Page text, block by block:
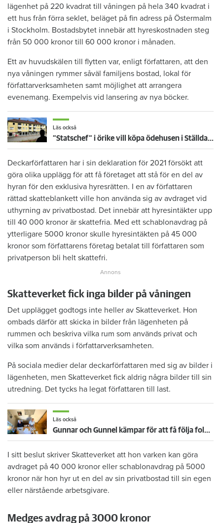
lägenhet på 220 kvadrat till våningen på hela 340 kvadrat i
ett hus från förra seklet, beläget på fin adress på Östermalm
i Stockholm. Bostadsbytet innebär att hyreskostnaden steg
från 50 000 kronor till 60 000 kronor i månaden.
Ett av huvudskälen till flytten var, enligt författaren, att den
nya våningen rymmer såväl familjens bostad, lokal för
författarverksamheten samt möjlighet att arrangera
evenemang. Exempelvis vid lansering av nya böcker.
Läs också
”Statschef” i örike vill köpa ödehusen i Ställdalen – för 270 miljoner: Ska återställas i toppskick
Deckarförfattaren har i sin deklaration för 2021 försökt att
göra olika upplägg för att få företaget att stå för en del av
hyran för den exklusiva hyresrätten. I en av författaren
rättad skatteblankett ville hon använda sig av avdraget vid
uthyrning av privatbostad. Det innebär att hyresintäkter upp
till 40 000 kronor är skattefria. Med ett schablonavdrag på
ytterligare 5000 kronor skulle hyresintäkten på 45 000
kronor som författarens företag betalat till författaren som
privatperson bli helt skattefri.
Skatteverket fick inga bilder på våningen
Det upplägget godtogs inte heller av Skatteverket. Hon
ombads därför att skicka in bilder från lägenheten på
rummen och beskriva vilka rum som används privat och
vilka som används i författarverksamheten.
På sociala medier delar deckarförfattaren med sig av bilder i
lägenheten, men Skatteverket fick aldrig några bilder till sin
utredning. Det tycks ha legat författaren till last.
Läs också
Gunnar och Gunnel kämpar för att få följa folkbokföringslagen: "Det är så stolligt"
I sitt beslut skriver Skatteverket att hon varken kan göra
avdraget på 40 000 kronor eller schablonavdrag på 5000
kronor när hon hyr ut en del av sin privatbostad till sin egen
eller närstående arbetsgivare.
Medges avdrag på 3000 kronor